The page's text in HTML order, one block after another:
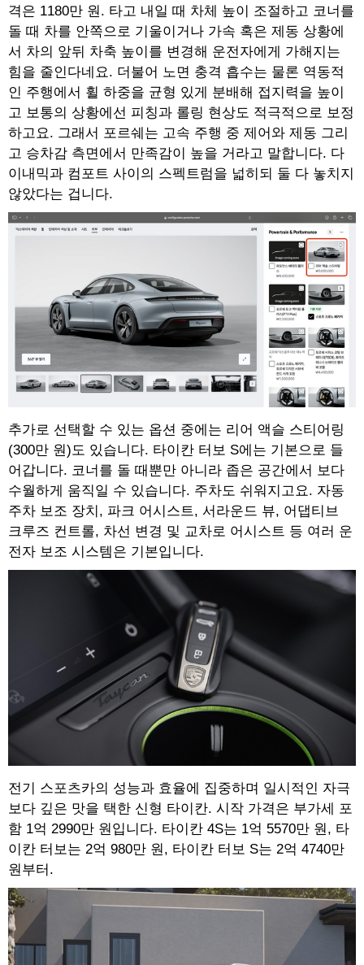
격은 1180만 원. 타고 내일 때 차체 높이 조절하고 코너를
돌 때 차를 안쪽으로 기울이거나 가속 혹은 제동 상황에
서 차의 앞뒤 차축 높이를 변경해 운전자에게 가해지는
힘을 줄인다네요. 더불어 노면 충격 흡수는 물론 역동적
인 주행에서 휠 하중을 균형 있게 분배해 접지력을 높이
고 보통의 상황에선 피칭과 롤링 현상도 적극적으로 보정
하고요. 그래서 포르쉐는 고속 주행 중 제어와 제동 그리
고 승차감 측면에서 만족감이 높을 거라고 말합니다. 다
이내믹과 컴포트 사이의 스펙트럼을 넓히되 둘 다 놓치지
않았다는 겁니다.
추가로 선택할 수 있는 옵션 중에는 리어 액슬 스티어링
(300만 원)도 있습니다. 타이칸 터보 S에는 기본으로 들
어갑니다. 코너를 돌 때뿐만 아니라 좁은 공간에서 보다
수월하게 움직일 수 있습니다. 주차도 쉬워지고요. 자동
주차 보조 장치, 파크 어시스트, 서라운드 뷰, 어댑티브
크루즈 컨트롤, 차선 변경 및 교차로 어시스트 등 여러 운
전자 보조 시스템은 기본입니다.
전기 스포츠카의 성능과 효율에 집중하며 일시적인 자극
보다 깊은 맛을 택한 신형 타이칸. 시작 가격은 부가세 포
함 1억 2990만 원입니다. 타이칸 4S는 1억 5570만 원, 타
이칸 터보는 2억 980만 원, 타이칸 터보 S는 2억 4740만
원부터.